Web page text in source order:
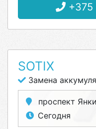
+375
SOTIX
Замена
проспект
Сегодня